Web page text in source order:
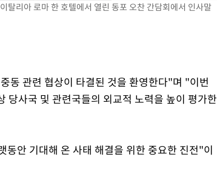
리아 로마 한 호텔에서 열린 동포 오찬 간담회에서 인사말
동 관련 협상이 타결된 것을 환영한다"며 "이번
당사국 및 관련국들의 외교적 노력을 높이 평가한
안 기대해 온 사태 해결을 위한 중요한 진전"이